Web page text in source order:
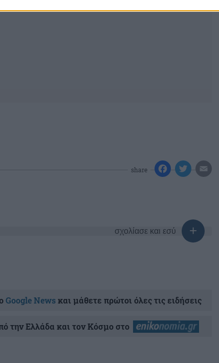
share
σχολίασε και εσύ
Google Newsκαι μάθετε πρώτοι όλες τις ειδήσεις
την Ελλάδα και τον Κόσμο στο